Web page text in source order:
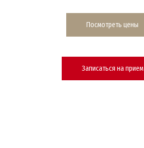
Посмотреть цены
Записаться на прием